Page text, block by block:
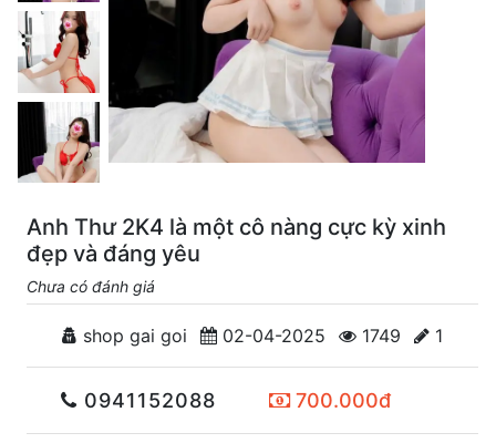
Anh Thư 2K4 là một cô nàng cực kỳ xinh
đẹp và đáng yêu
Chưa có đánh giá
shop gai goi 02-04-2025 1749 1
0941152088 700.000đ